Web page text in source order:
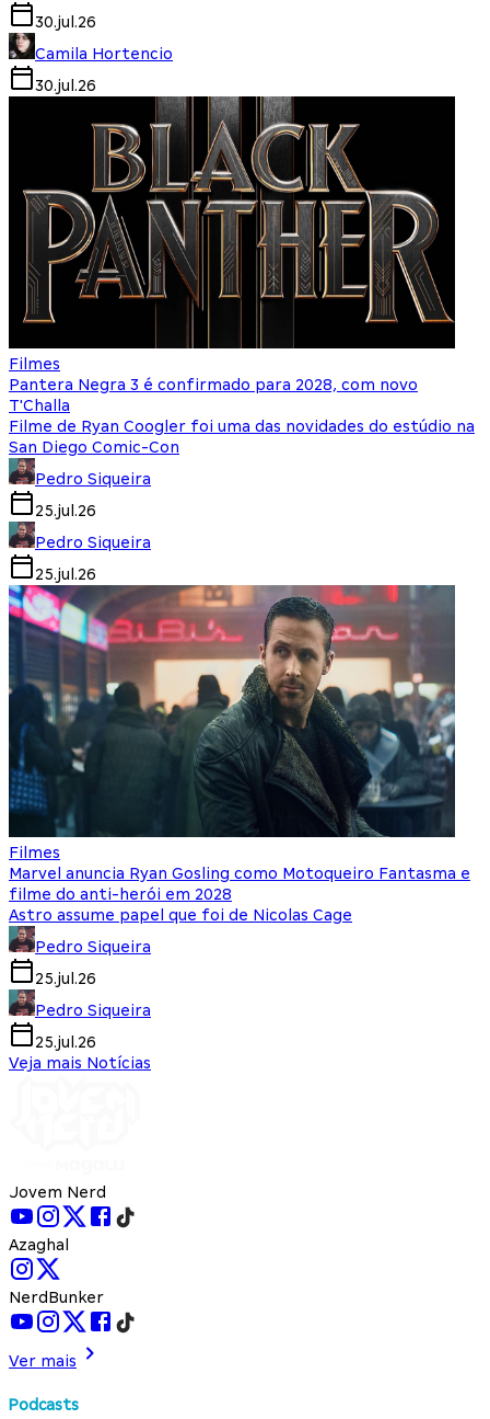
30.jul.26
Camila Hortencio
30.jul.26
Filmes
Pantera Negra 3 é confirmado para 2028, com novo
T'Challa
Filme de Ryan Coogler foi uma das novidades do estúdio na
San Diego Comic-Con
Pedro Siqueira
25.jul.26
Pedro Siqueira
25.jul.26
Filmes
Marvel anuncia Ryan Gosling como Motoqueiro Fantasma e
filme do anti-herói em 2028
Astro assume papel que foi de Nicolas Cage
Pedro Siqueira
25.jul.26
Pedro Siqueira
25.jul.26
Veja mais Notícias
Jovem Nerd
Azaghal
NerdBunker
Ver mais
Podcasts